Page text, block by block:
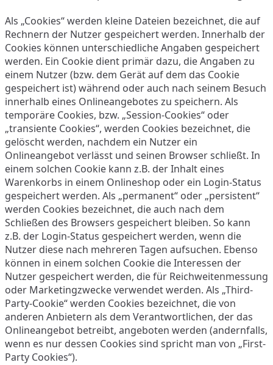
Als „Cookies“ werden kleine Dateien bezeichnet, die auf
Rechnern der Nutzer gespeichert werden. Innerhalb der
Cookies können unterschiedliche Angaben gespeichert
werden. Ein Cookie dient primär dazu, die Angaben zu
einem Nutzer (bzw. dem Gerät auf dem das Cookie
gespeichert ist) während oder auch nach seinem Besuch
innerhalb eines Onlineangebotes zu speichern. Als
temporäre Cookies, bzw. „Session-Cookies“ oder
„transiente Cookies“, werden Cookies bezeichnet, die
gelöscht werden, nachdem ein Nutzer ein
Onlineangebot verlässt und seinen Browser schließt. In
einem solchen Cookie kann z.B. der Inhalt eines
Warenkorbs in einem Onlineshop oder ein Login-Status
gespeichert werden. Als „permanent“ oder „persistent“
werden Cookies bezeichnet, die auch nach dem
Schließen des Browsers gespeichert bleiben. So kann
z.B. der Login-Status gespeichert werden, wenn die
Nutzer diese nach mehreren Tagen aufsuchen. Ebenso
können in einem solchen Cookie die Interessen der
Nutzer gespeichert werden, die für Reichweitenmessung
oder Marketingzwecke verwendet werden. Als „Third-
Party-Cookie“ werden Cookies bezeichnet, die von
anderen Anbietern als dem Verantwortlichen, der das
Onlineangebot betreibt, angeboten werden (andernfalls,
wenn es nur dessen Cookies sind spricht man von „First-
Party Cookies“).